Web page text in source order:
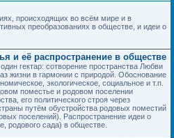
происходящих во всём мире и в
преобразованиях в обществе, и идеи о
и её распространение в обществе
гектар: сотворение пространства Любви
жизни в гармонии с природой. Обоснование
экологическое, социальное и т.п.
поместье и родовом поселении
его политического строя через
путём обустройства родовых поместий
поселений). Распространение идеи о
родового сада) в обществе.